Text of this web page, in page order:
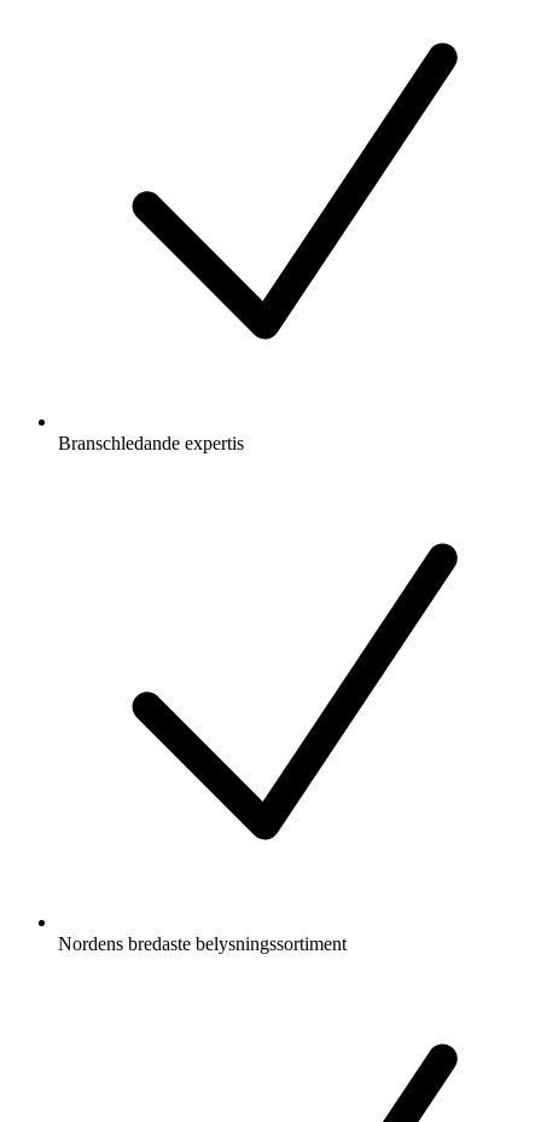
Branschledande expertis
Nordens bredaste belysningssortiment